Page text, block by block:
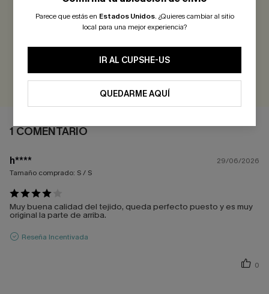
4.0 1 COMENTARIO
¡Gana más de 30 puntos por cada reseña que dejes!
1 COMENTARIO
h****
29/06/2026
Tamaño comprado: S / S
Muy buena calidad del tejido, queda perfecto puesto y es muy
original la parte de arriba.
Reseña Incentivada
0
Parece que estás en Estados Unidos. ¿Quieres cambiar al sitio
local para una mejor experiencia?
IR AL CUPSHE-US
QUEDARME AQUÍ